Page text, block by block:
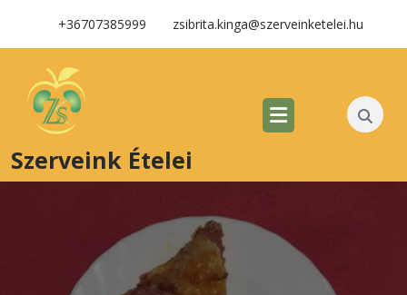
+36707385999 zsibrita.kinga@szerveinketelei.hu
Szerveink Ételei